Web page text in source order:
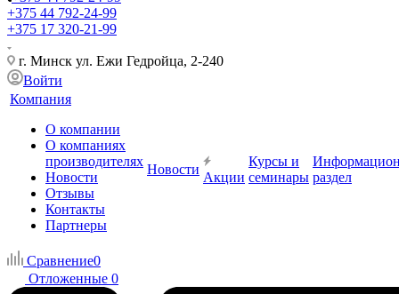
+375 44 792-24-99
+375 17 320-21-99
г. Минск ул. Ежи Гедройца, 2-240
Войти
Компания
О компании
О компаниях
производителях
Новости
Отзывы
Контакты
Партнеры
Новости
Акции
Курсы и
семинары раздел
Сравнение0
Отложенные 0